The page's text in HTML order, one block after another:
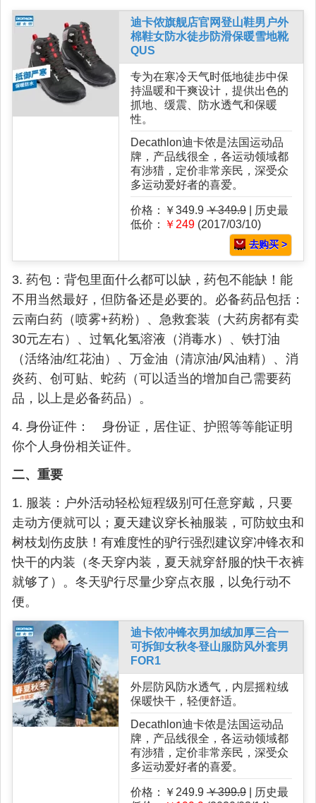
迪卡侬旗舰店官网登山鞋男户外
棉鞋女防水徒步防滑保暖雪地靴
QUS
专为在寒冷天气时低地徒步中保
持温暖和干爽设计，提供出色的
抓地、缓震、防水透气和保暖
性。
Decathlon迪卡侬是法国运动品
牌，产品线很全，各运动领域都
有涉猎，定价非常亲民，深受众
多运动爱好者的喜爱。
价格：￥349.9 ￥349.9 | 历史最
低价：
￥249 (2017/03/10)
去购买 >
3. 药包：背包里面什么都可以缺，药包不能缺！能
不用当然最好，但防备还是必要的。必备药品包括：
云南白药（喷雾+药粉）、急救套装（大药房都有卖
30元左右）、过氧化氢溶液（消毒水）、铁打油
（活络油/红花油）、万金油（清凉油/风油精）、消
炎药、创可贴、蛇药（可以适当的增加自己需要药
品，以上是必备药品）。
4. 身份证件： 身份证，居住证、护照等等能证明
你个人身份相关证件。
二、重要
1. 服装：户外活动轻松短程级别可任意穿戴，只要
走动方便就可以；夏天建议穿长袖服装，可防蚊虫和
树枝划伤皮肤！有难度性的驴行强烈建议穿冲锋衣和
快干的内装（冬天穿内装，夏天就穿舒服的快干衣裤
就够了）。冬天驴行尽量少穿点衣服，以免行动不
便。
迪卡侬冲锋衣男加绒加厚三合一
可拆卸女秋冬登山服防风外套男
FOR1
外层防风防水透气，内层摇粒绒
保暖快干，轻便舒适。
Decathlon迪卡侬是法国运动品
牌，产品线很全，各运动领域都
有涉猎，定价非常亲民，深受众
多运动爱好者的喜爱。
价格：￥249.9 ￥399.9 | 历史最